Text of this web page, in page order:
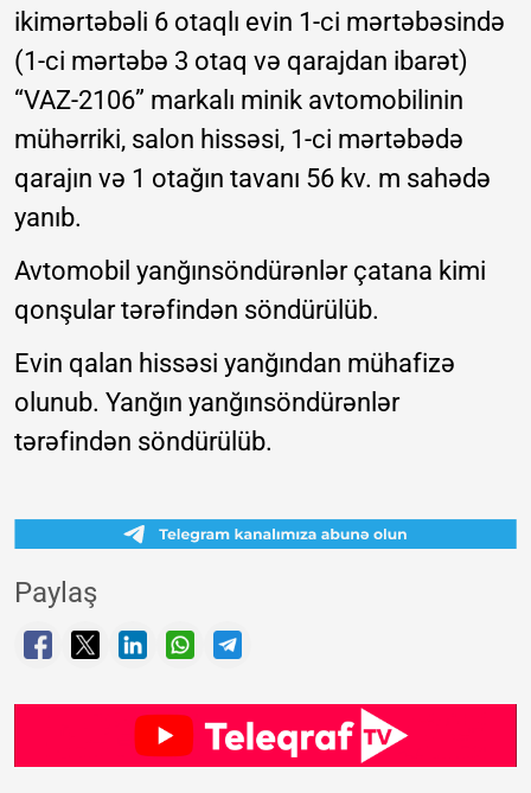
ikimərtəbəli 6 otaqlı evin 1-ci mərtəbəsində
(1-ci mərtəbə 3 otaq və qarajdan ibarət)
“VAZ-2106” markalı minik avtomobilinin
mühərriki, salon hissəsi, 1-ci mərtəbədə
qarajın və 1 otağın tavanı 56 kv. m sahədə
yanıb.
Avtomobil yanğınsöndürənlər çatana kimi
qonşular tərəfindən söndürülüb.
Evin qalan hissəsi yanğından mühafizə
olunub. Yanğın yanğınsöndürənlər
tərəfindən söndürülüb.
Paylaş